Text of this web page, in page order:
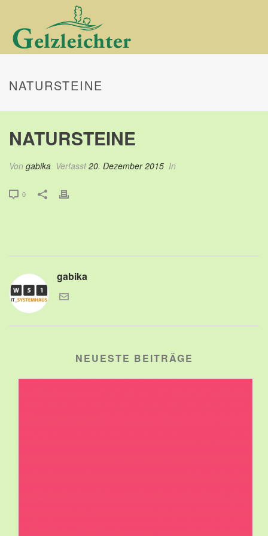
NATURSTEINE
NATURSTEINE
Von gabika Verfasst20. Dezember 2015 In
0
gabika
NEUESTE BEITRÄGE